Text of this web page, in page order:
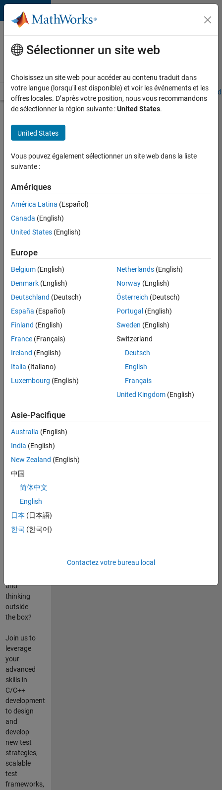
Passer au contenu
Votre
carrière
chez
Accueil Explorer nos opportunités Adresses de nos bureaux
d’autres
offres
Senior
Software
Quality
Engineer
maintenant
Poste:
36935-
Ingénierie
de
la
FR-
Résumé
du
poste
Are you
about
state-of-
the-art
Do you
and
thinking
outside
the box?
Join us to
leverage
your
advanced
skills in
C/C++
development
to design
and
develop
new test
strategies,
scalable
test
frameworks,
Sélectionner un site web
Choisissez un site web pour accéder au contenu traduit dans
votre langue (lorsqu'il est disponible) et voir les événements et les
offres locales. D’après votre position, nous vous recommandons
de sélectionner la région suivante :United States.
United States
Vous pouvez également sélectionner un site web dans la liste
suivante :
Amériques
América Latina (Español)
Canada (English)
United States (English)
Europe
Belgium (English)
Denmark (English)
Deutschland (Deutsch)
España (Español)
Finland (English)
France (Français)
Ireland (English)
Italia (Italiano)
Luxembourg (English)
Netherlands(English)
Norway(English)
Österreich (Deutsch)
Portugal (English)
Sweden (English)
Switzerland
Deutsch
English
Français
United Kingdom(English)
Asie-Pacifique
Australia (English)
India (English)
New Zealand (English)
中国
简体中文
English
日本 (日本語)
한국 (한국어)
Contactez votre bureau local